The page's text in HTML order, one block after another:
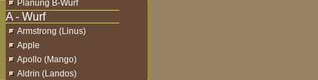
Planung B-Wurf
Armstrong (Linus)
Apple
Apollo (Mango)
Aldrin (Landos)